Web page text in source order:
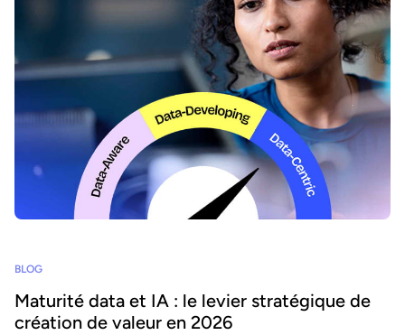
BLOG
Maturité data et IA : le levier stratégique de
création de valeur en 2026